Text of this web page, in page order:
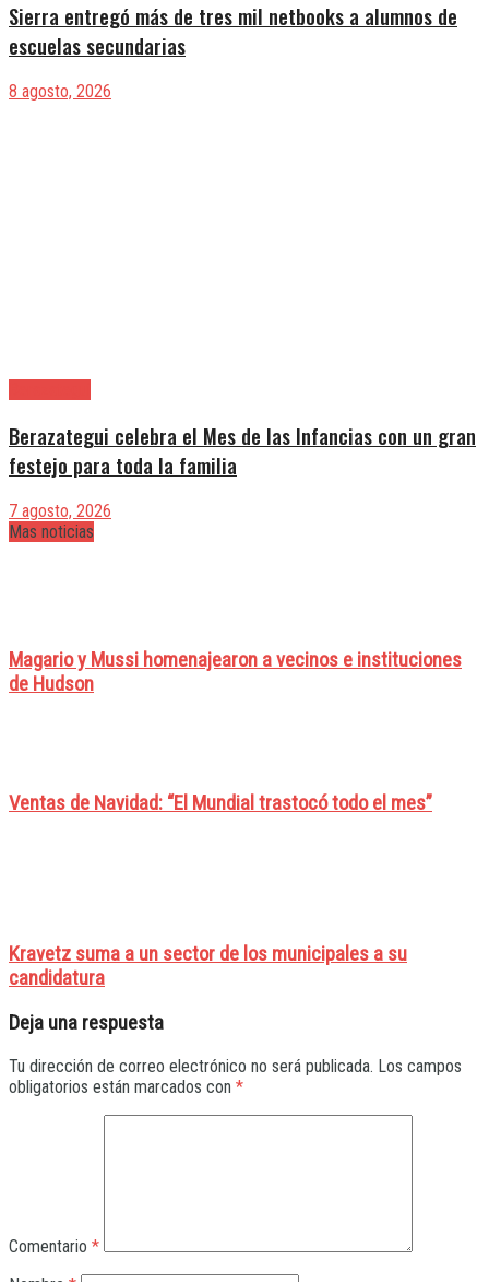
Sierra entregó más de tres mil netbooks a alumnos de
escuelas secundarias
8 agosto, 2026
Berazategui celebra el Mes de las Infancias con un gran
festejo para toda la familia
7 agosto, 2026
Mas noticias
Magario y Mussi homenajearon a vecinos e instituciones
de Hudson
Ventas de Navidad: “El Mundial trastocó todo el mes”
Kravetz suma a un sector de los municipales a su
candidatura
Deja una respuesta
Tu dirección de correo electrónico no será publicada. Los campos
obligatorios están marcados con *
Comentario *